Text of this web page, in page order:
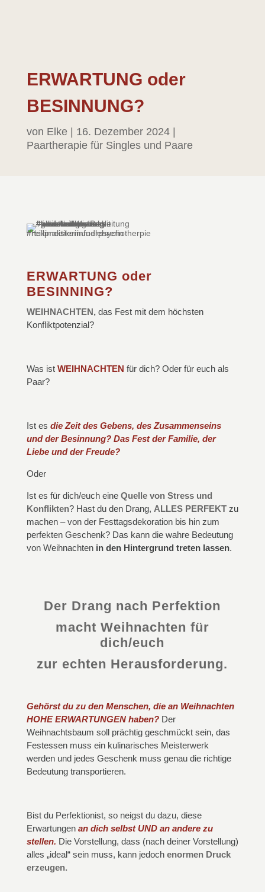
ERWARTUNG oder
BESINNUNG?
von Elke| 16. Dezember 2024|
Paartherapie für Singles und Paare
ERWARTUNG oder
BESINNING?
WEIHNACHTEN, das Fest mit dem höchsten
Konfliktpotenzial?
Was ist WEIHNACHTEN für dich? Oder für euch als
Paar?
Ist es die Zeit des Gebens, des Zusammenseins
und der Besinnung? Das Fest der Familie, der
Liebe und der Freude?
Oder
Ist es für dich/euch eine Quelle von Stress und
Konflikten? Hast du den Drang, ALLES PERFEKTzu
machen – von der Festtagsdekoration bis hin zum
perfekten Geschenk? Das kann die wahre Bedeutung
von Weihnachtenin den Hintergrund treten lassen.
Der Drang nach Perfektion
macht Weihnachten für
dich/euch
zur echten Herausforderung.
Gehörst du zu den Menschen, die an Weihnachten
HOHE ERWARTUNGEN haben?Der
Weihnachtsbaum soll prächtig geschmückt sein, das
Festessen muss ein kulinarisches Meisterwerk
werden und jedes Geschenk muss genau die richtige
Bedeutung transportieren.
Bist du Perfektionist, so neigst du dazu, diese
Erwartungen an dich selbst UND an andere zu
stellen. Die Vorstellung, dass (nach deiner Vorstellung)
alles „ideal“ sein muss, kann jedoch enormen Druck
erzeugen.